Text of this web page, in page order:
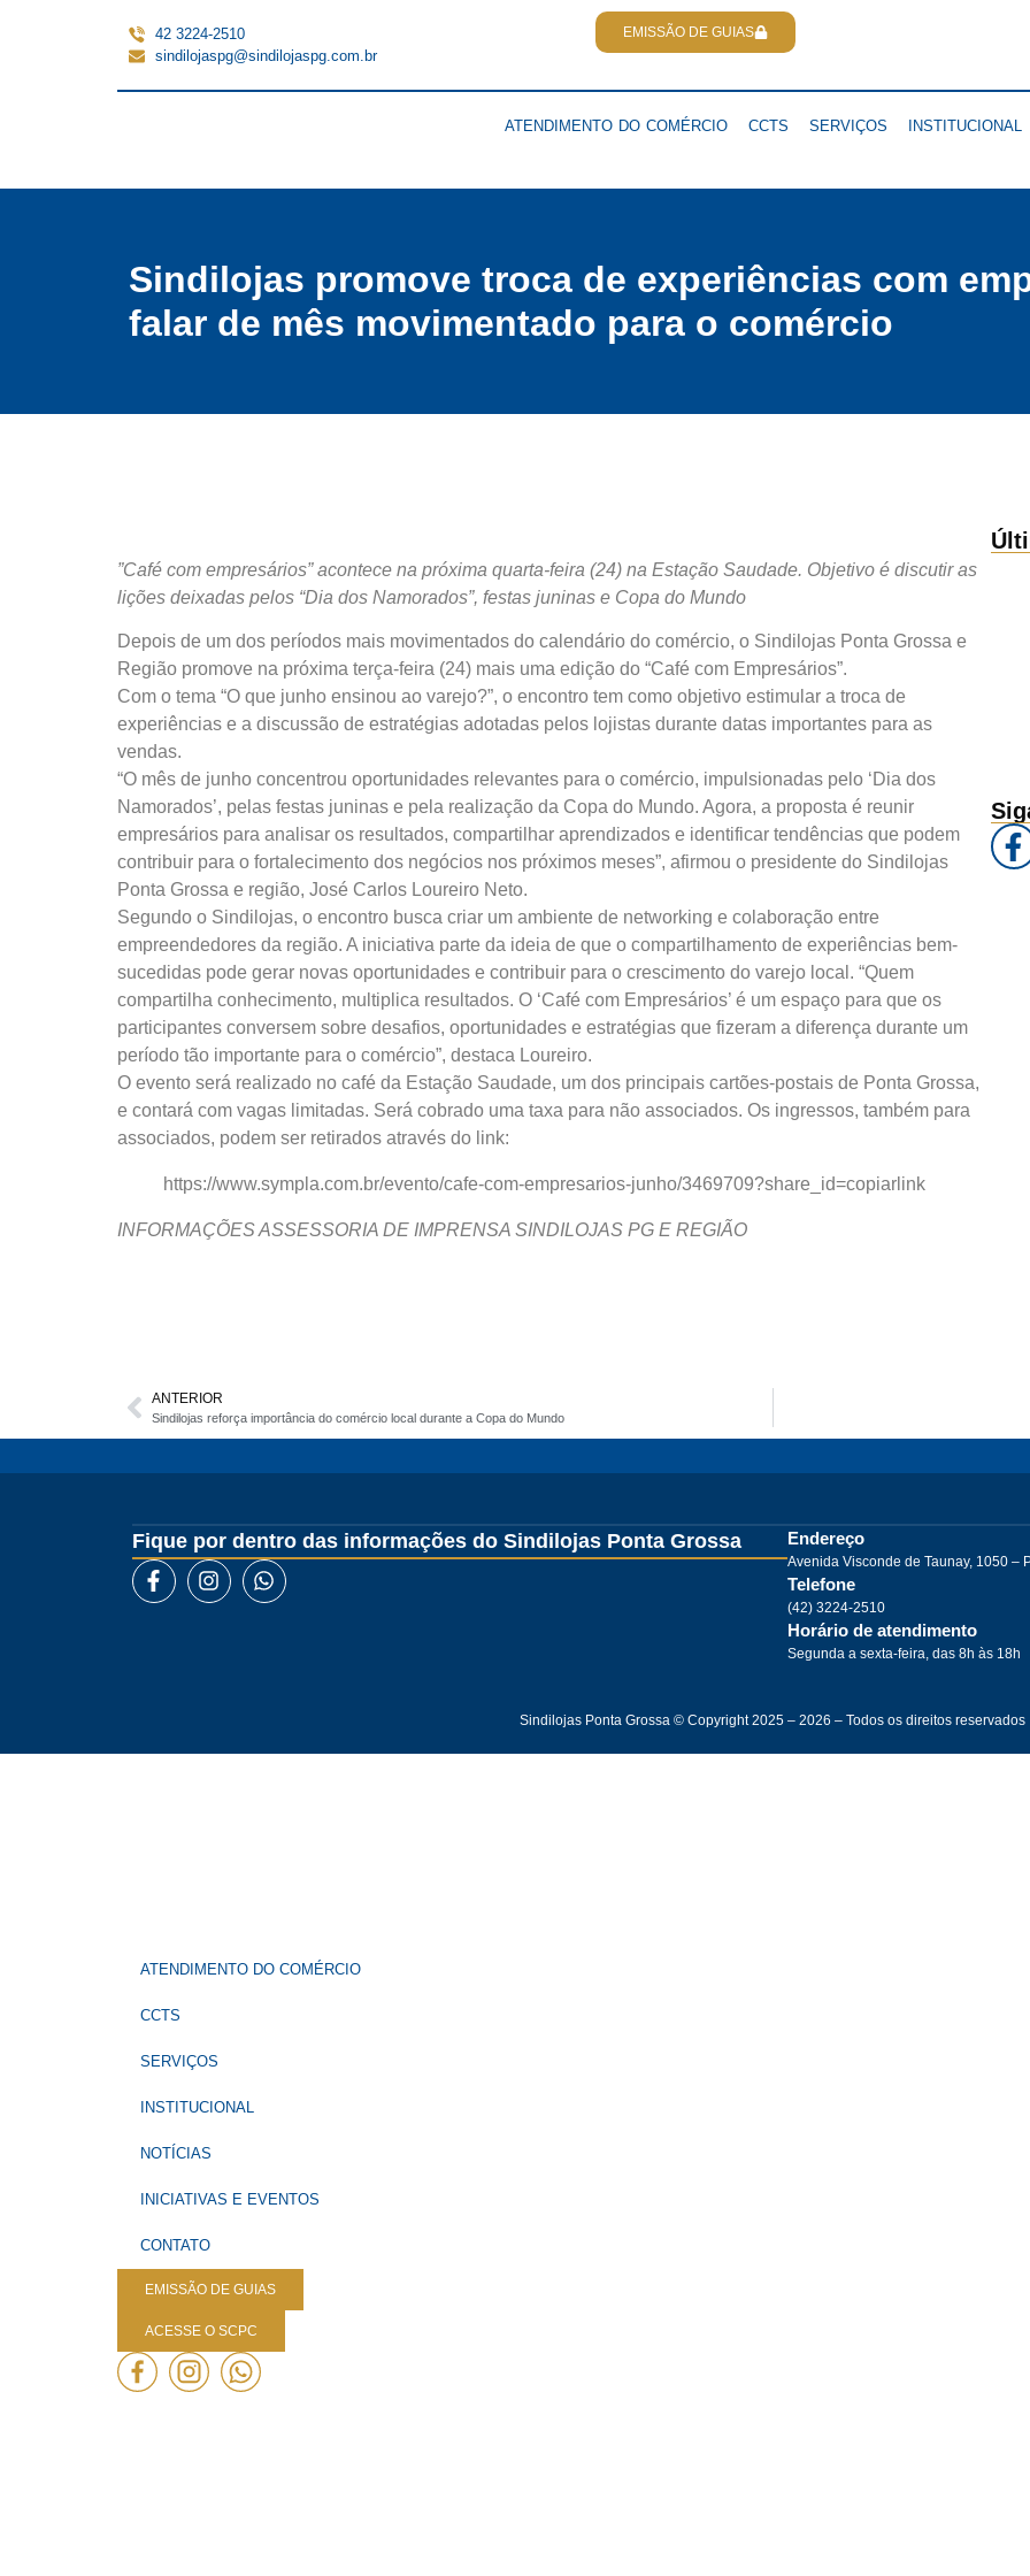
42 3224-2510
sindilojaspg@sindilojaspg.com.br
EMISSÃO DE GUIAS
ATENDIMENTO DO COMÉRCIO CCTS SERVIÇOS INSTITUCIONAL
Sindilojas promove troca de experiências com
falar de mês movimentado para o comércio
”Café com empresários” acontece na próxima quarta-feira (24) na Estação Saudade. Objetivo é discutir as
lições deixadas pelos “Dia dos Namorados”, festas juninas e Copa do Mundo
Depois de um dos períodos mais movimentados do calendário do comércio, o Sindilojas Ponta Grossa e
Região promove na próxima terça-feira (24) mais uma edição do “Café com Empresários”.
Com o tema “O que junho ensinou ao varejo?”, o encontro tem como objetivo estimular a troca de
experiências e a discussão de estratégias adotadas pelos lojistas durante datas importantes para as
vendas.
“O mês de junho concentrou oportunidades relevantes para o comércio, impulsionadas pelo ‘Dia dos
Namorados’, pelas festas juninas e pela realização da Copa do Mundo. Agora, a proposta é reunir
empresários para analisar os resultados, compartilhar aprendizados e identificar tendências que podem
contribuir para o fortalecimento dos negócios nos próximos meses”, afirmou o presidente do Sindilojas
Ponta Grossa e região, José Carlos Loureiro Neto.
Segundo o Sindilojas, o encontro busca criar um ambiente de networking e colaboração entre
empreendedores da região. A iniciativa parte da ideia de que o compartilhamento de experiências bem-
sucedidas pode gerar novas oportunidades e contribuir para o crescimento do varejo local. “Quem
compartilha conhecimento, multiplica resultados. O ‘Café com Empresários’ é um espaço para que os
participantes conversem sobre desafios, oportunidades e estratégias que fizeram a diferença durante um
período tão importante para o comércio”, destaca Loureiro.
O evento será realizado no café da Estação Saudade, um dos principais cartões-postais de Ponta Grossa,
e contará com vagas limitadas. Será cobrado uma taxa para não associados. Os ingressos, também para
associados, podem ser retirados através do link:
https://www.sympla.com.br/evento/cafe-com-empresarios-junho/3469709?share_id=copiarlink
INFORMAÇÕES ASSESSORIA DE IMPRENSA SINDILOJAS PG E REGIÃO
ANTERIOR
Sindilojas reforça importância do comércio local durante a Copa do Mundo
Fique por dentro das informações do Sindilojas Ponta Grossa Endereço
Avenida Visconde de Taunay, 1050 –
Telefone
(42) 3224-2510
Horário de atendimento
Segunda a sexta-feira, das 8h às 18h
Sindilojas Ponta Grossa © Copyright 2025 – 2026 – Todos os direitos reservados
ATENDIMENTO DO COMÉRCIO
CCTS
SERVIÇOS
INSTITUCIONAL
NOTÍCIAS
INICIATIVAS E EVENTOS
CONTATO
EMISSÃO DE GUIAS
ACESSE O SCPC